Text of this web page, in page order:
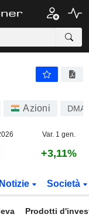
Azioni
Var. 1 gen.
+3,11%
Notizie Società
Prodotti